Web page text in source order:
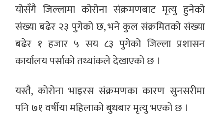
योसँगै जिल्लामा कोरोना संक्रमणबाट मृत्यु हुनेको
संख्या बढेर २३ पुगेको छ, भने कुल संक्रमितको संख्या
बढेर १ हजार ५ सय ८३ पुगेको जिल्ला प्रशासन
कार्यालय पर्साको तथ्यांकले देखाएको छ ।
यस्तै, कोरोना भाइरस संक्रमणका कारण सुनसरीमा
पनि ७१ वर्षीया महिलाको बुधबार मृत्यु भएको छ ।